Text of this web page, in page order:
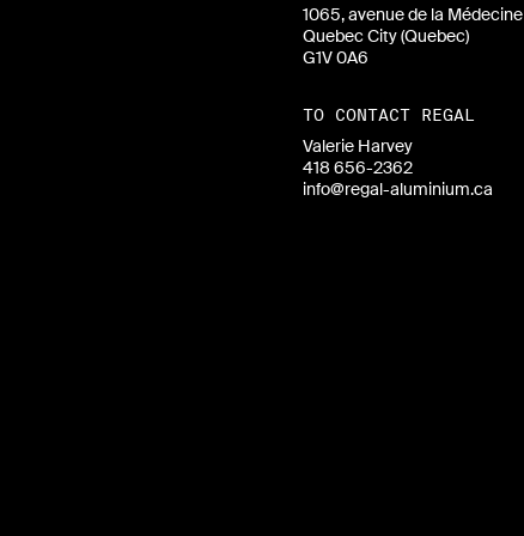
1065, avenue de la Médecine
Quebec City (Quebec)
G1V 0A6
TO CONTACT REGAL
Valerie Harvey
418 656-2362
info@regal-aluminium.ca